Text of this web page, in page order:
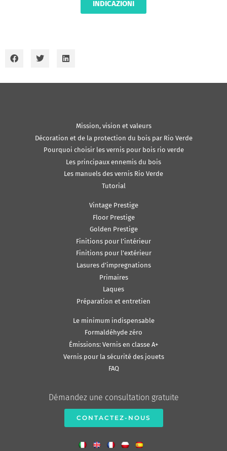
INDICAZIONI
Mission, vision et valeurs
Décoration et de la protection du bois par Rio Verde
Pourquoi choisir les vernis pour bois rio verde
Les principaux ennemis du bois
Les manuels des vernis Rio Verde
Tutorial
Vintage Prestige
Floor Prestige
Golden Prestige
Finitions pour l’intérieur
Finitions pour l’extérieur
Lasures d’impregnations
Primaires
Laques
Préparation et entretien
Le minimum indispensable
Formaldéhyde zéro
Émissions: Vernis en classe A+
Vernis pour la sécurité des jouets
FAQ
Démandez une consultation gratuite
CONTACTEZ-NOUS